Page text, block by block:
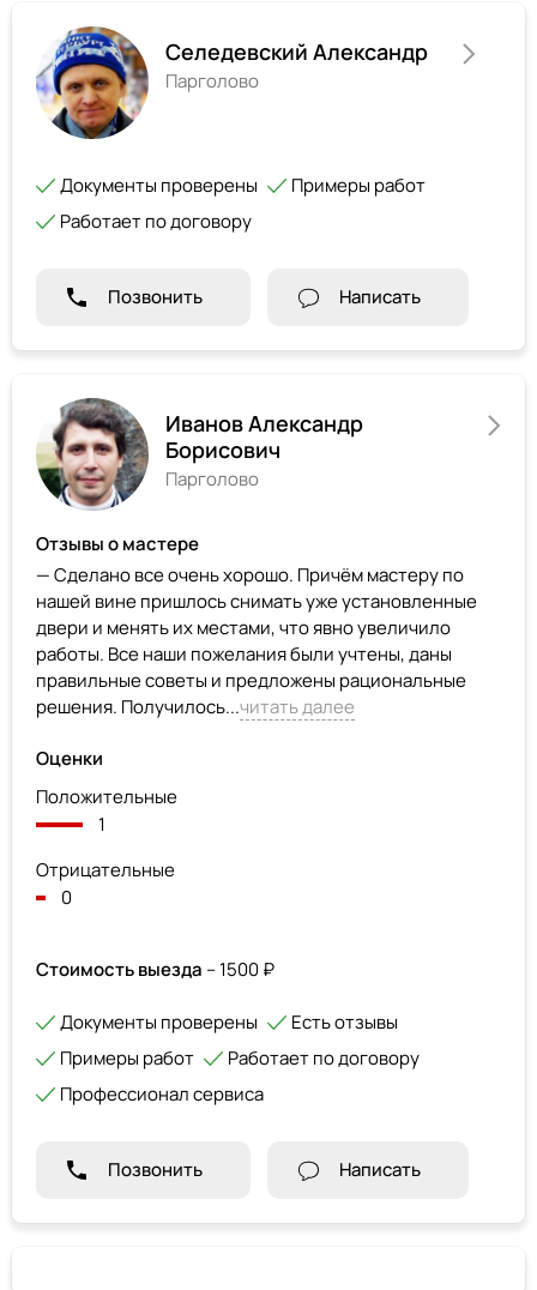
Селедевский Александр
Парголово
Документы проверены
Примеры работ
Работает по договору
Позвонить Написать
Иванов Александр
Борисович
Парголово
Отзывы о мастере
— Сделано все очень хорошо. Причём мастеру по
нашей вине пришлось снимать уже установленные
двери и менять их местами, что явно увеличило
работы. Все наши пожелания были учтены, даны
правильные советы и предложены рациональные
решения. Получилось...читать далее
Оценки
Положительные
1
Отрицательные
0
Стоимость выезда – 1500 ₽
Документы проверены
Есть отзывы
Примеры работ
Работает по договору
Профессионал сервиса
Позвонить Написать